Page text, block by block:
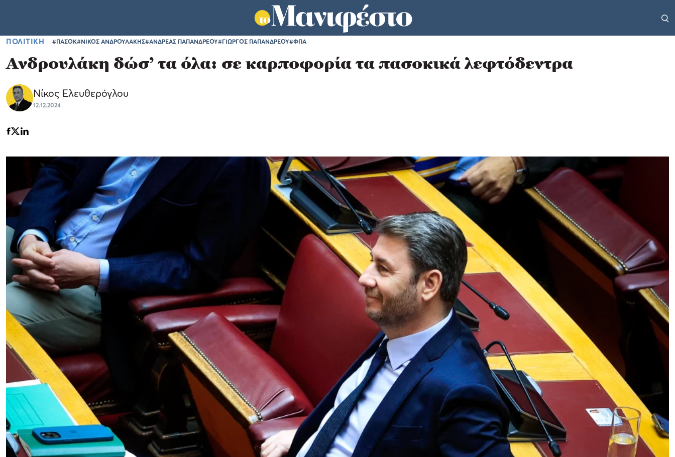
ΠΟΛΙΤΙΚΗ #ΠΑΣΟΚ#ΝΙΚΟΣ ΑΝΔΡΟΥΛΑΚΗΣ#ΑΝΔΡΕΑΣ ΠΑΠΑΝΔΡΕΟΥ#ΓΙΩΡΓΟΣ ΠΑΠΑΝΔΡΕΟΥ#ΦΠΑ
Ανδρουλάκη δώσ’ τα όλα: σε καρποφορία τα πασοκικά λεφτόδεντρα
Νίκος Ελευθερόγλου
12.12.2024